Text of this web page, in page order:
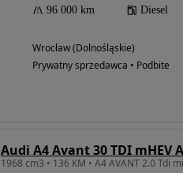
96 000 km Diesel
Wrocław (Dolnośląskie)
Prywatny sprzedawca • Podbite
Audi A4 Avant 30 TDI mHEV